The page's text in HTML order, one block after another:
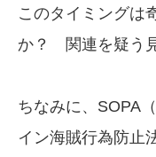
このタイミングは
か？ 関連を疑う
ちなみに、SOPA
イン海賊行為防止